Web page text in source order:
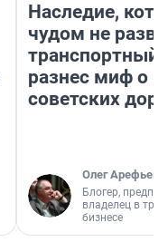
Наследие,
чудом не
транспортный
разнес миф о
советских
Олег Арефьев
Блогер,
владелец в
бизнесе